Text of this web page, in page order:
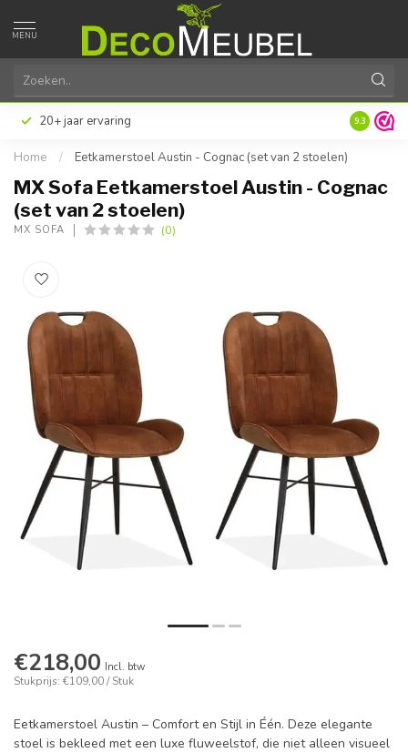
MENU
20+ jaar ervaring 9.3
Home / Eetkamerstoel Austin - Cognac (set van 2 stoelen)
MX Sofa Eetkamerstoel Austin - Cognac
(set van 2 stoelen)
MX SOFA (0)
€218,00 Incl. btw
Stukprijs: €109,00 / Stuk
Eetkamerstoel Austin – Comfort en Stijl in Één. Deze elegante
stoel is bekleed met een luxe fluweelstof, die niet alleen visueel